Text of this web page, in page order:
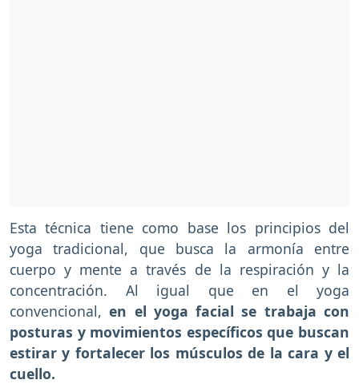
Esta técnica tiene como base los principios del
yoga tradicional, que busca la armonía entre
cuerpo y mente a través de la respiración y la
concentración. Al igual que en el yoga
convencional, en el yoga facial se trabaja con
posturas y movimientos específicos que buscan
estirar y fortalecer los músculos de la cara y el
cuello.